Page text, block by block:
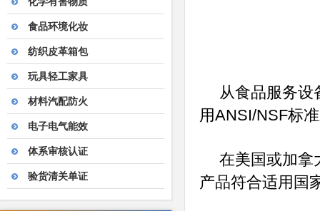
食品环境化妆
纺织皮革箱包
玩具轻工家具
材料汽配防火
电子电气能效
体系审核认证
验货清关单证
从食品服务设
用ANSI/NSF标
在美国或加拿
产品符合适用国